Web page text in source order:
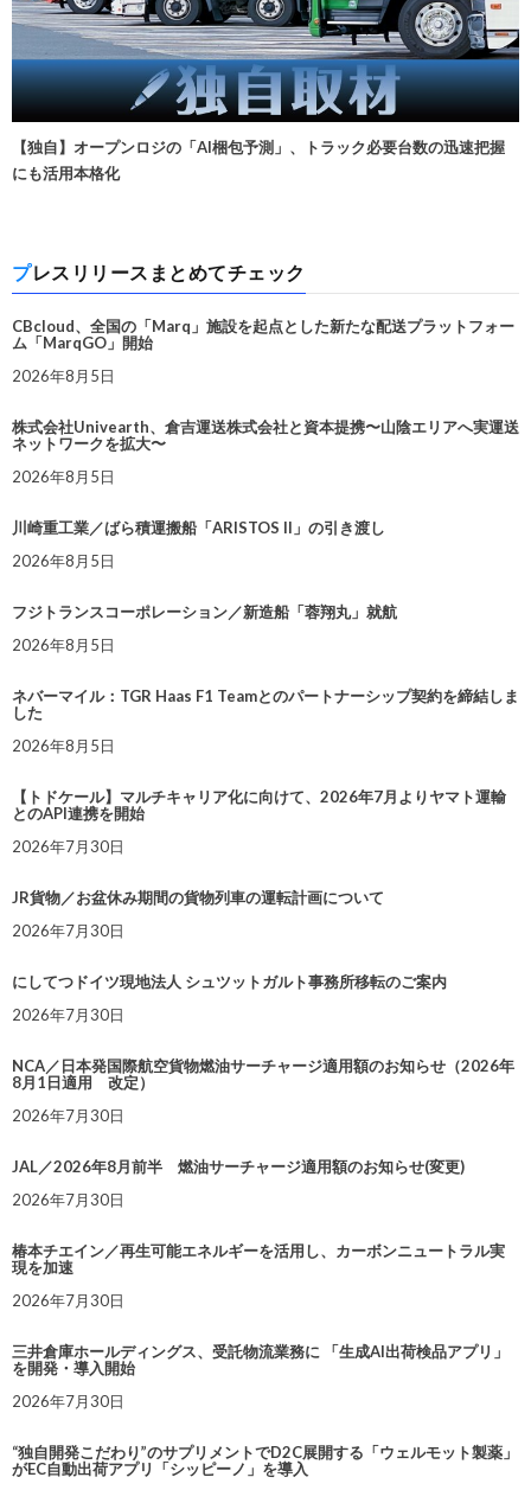
【独自】オープンロジの「AI梱包予測」、トラック必要台数の迅速把握
にも活用本格化
プレスリリースまとめてチェック
CBcloud、全国の「Marq」施設を起点とした新たな配送プラットフォー
ム「MarqGO」開始
2026年8月5日
株式会社Univearth、倉吉運送株式会社と資本提携〜山陰エリアへ実運送
ネットワークを拡大〜
2026年8月5日
川崎重工業／ばら積運搬船「ARISTOS II」の引き渡し
2026年8月5日
フジトランスコーポレーション／新造船「蓉翔丸」就航
2026年8月5日
ネバーマイル：TGR Haas F1 Teamとのパートナーシップ契約を締結しま
した
2026年8月5日
【トドケール】マルチキャリア化に向けて、2026年7月よりヤマト運輸
とのAPI連携を開始
2026年7月30日
JR貨物／お盆休み期間の貨物列車の運転計画について
2026年7月30日
にしてつドイツ現地法人 シュツットガルト事務所移転のご案内
2026年7月30日
NCA／日本発国際航空貨物燃油サーチャージ適用額のお知らせ（2026年
8月1日適用 改定）
2026年7月30日
JAL／2026年8月前半 燃油サーチャージ適用額のお知らせ(変更)
2026年7月30日
椿本チエイン／再生可能エネルギーを活用し、カーボンニュートラル実
現を加速
2026年7月30日
三井倉庫ホールディングス、受託物流業務に 「生成AI出荷検品アプリ」
を開発・導入開始
2026年7月30日
“独自開発こだわり”のサプリメントでD2C展開する「ウェルモット製薬」
がEC自動出荷アプリ「シッピーノ」を導入